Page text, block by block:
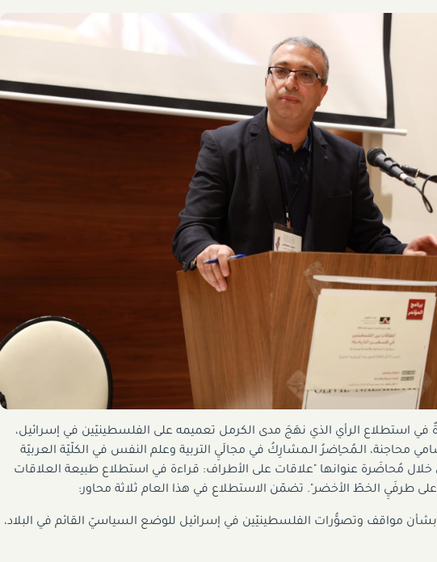
في استطلاع الرأي الذي نهَجَ مدى الكرمل تعميمه على الفلسطينيّين في إسرائيل،
محاجنة، الـمُحاِضرُ الـمشارِكُ في مجالَيِ التربية وعلم النفس في الكلّيّة العربيّة
خلال مُحاضَرة عنوانها "علاقات على الأطراف: قراءة في استطلاع طبيعة العلاقات
طرفَيِ الخطّ الأخضر". تضمّن الاستطلاع في هذا العام ثلاثة محاور:
بشأن مواقف وتصوُّرات الفلسطينيّين في إسرائيل للوضع السياسيّ القائم في البلاد،